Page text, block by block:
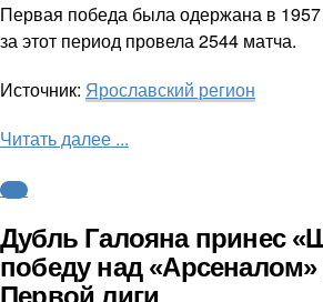
Первая победа была одержана в 1957
за этот период провела 2544 матча.
Источник: Ярославский регион
Читать далее ...
ФНЛ
Дубль Галояна принес
победу над «Арсеналом»
Первой лиги